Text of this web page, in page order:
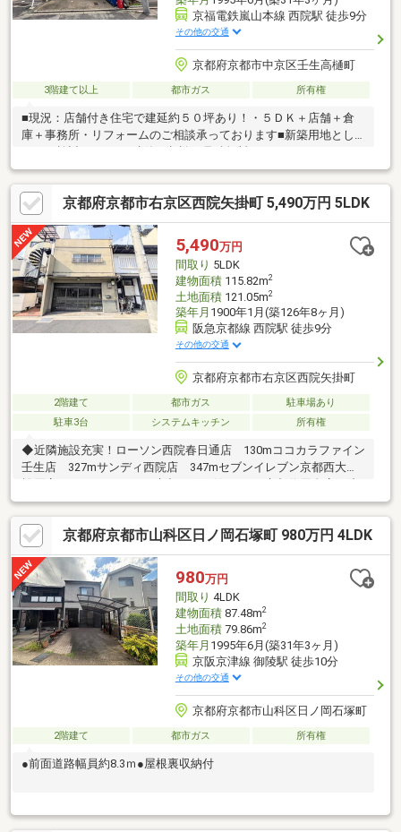
京福電鉄嵐山本線 西院駅 徒歩9分
その他の交通
京都府京都市中京区壬生高樋町
3階建て以上 都市ガス 所有権
■現況：店舗付き住宅で建延約５０坪あり！・５ＤＫ＋店舗＋倉
庫＋事務所・リフォームのご相談承っております■新築用地とし
てもご検討下さい♪・建築の相談、見積無料です！■４WAYアクセ
ス可能！・阪急京都線『西院』駅 徒歩９分・京福嵐山線『西
院』駅 徒歩９分・JR山陰本線『丹波口』駅 徒歩１１分・地下
鉄東西線『二条』駅 徒歩１５分・市バス『四条中新道』停 徒
歩３分■本物件に関するお問い合わせは フジハウスまでお気軽
にご連絡ください！ フリーダイヤル⇒０１２０-１２９-７８９
便利なスーモ予約もオススメです♪
京都府京都市右京区西院矢掛町 5,490万円 5LDK
5,490万円
間取り 5LDK
建物面積115.82m2
土地面積121.05m2
築年月 1900年1月(築126年8ヶ月)
阪急京都線 西院駅 徒歩9分
その他の交通
京都府京都市右京区西院矢掛町
2階建て 都市ガス
駐車場あり
駐車3台
システムキッチン 所有権
◆近隣施設充実！ローソン西院春日通店 130mココカラファイン
壬生店 327mサンディ西院店 347mセブンイレブン京都西大路
支店 414mライフ壬生店 524m右京郵便局 547mイオンモール
京都五条 558m■■■ 現地見学予約受付中 ■■■ご希望があれば
周辺物件や似た条件の物件も併せてご案内いたします。営業車で
の送迎も可能ですので、お気軽にお問い合わせください！福屋不
動産販売 京都西店 0120-372-980
京都府京都市山科区日ノ岡石塚町 980万円 4LDK
980万円
間取り 4LDK
建物面積87.48m2
土地面積79.86m2
築年月 1995年6月(築31年3ヶ月)
京阪京津線 御陵駅 徒歩10分
その他の交通
京都府京都市山科区日ノ岡石塚町
2階建て 都市ガス 所有権
●前面道路幅員約8.3ｍ●屋根裏収納付